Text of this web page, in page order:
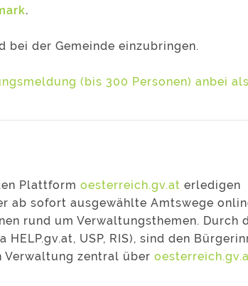
.
bei der Gemeinde einzubringen.
(bis 300 Personen) anbei
Plattform oesterreich.gv.at erledigen
ab sofort ausgewählte Amtswege
rund um Verwaltungsthemen. Durch
USP, RIS), sind den
zentral über